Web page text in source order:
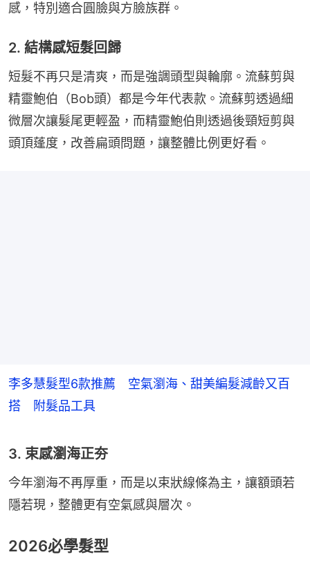
感，特別適合圓臉與方臉族群。
2. 結構感短髮回歸
短髮不再只是清爽，而是強調頭型與輪廓。流蘇剪與
精靈鮑伯（Bob頭）都是今年代表款。流蘇剪透過細
微層次讓髮尾更輕盈，而精靈鮑伯則透過後頸短剪與
頭頂蓬度，改善扁頭問題，讓整體比例更好看。
李多慧髮型6款推薦 空氣瀏海、甜美編髮減齡又百
搭 附髮品工具
3. 束感瀏海正夯
今年瀏海不再厚重，而是以束狀線條為主，讓額頭若
隱若現，整體更有空氣感與層次。
2026必學髮型